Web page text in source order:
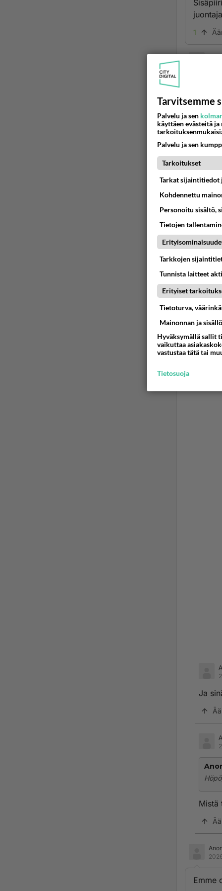
1
on
puhuu
1
Kirsi ja
pieni
Suomi
onki
Ja
Mistä
Emme
Tarvitsemme
Palvelu ja sen
käyttäen evästeitä
Palvelu ja sen
Tarkoitukset
Tarkat sijaintitiedot
Kohdennettu
Personoitu sisältö,
Tietojen
Tarkkojen
Tunnista laitteet
Erityiset
Tietoturva,
Mainonnan ja
Hyväksymällä sallit
vaikuttaa
vastustaa tätä tai
Tietosuoja